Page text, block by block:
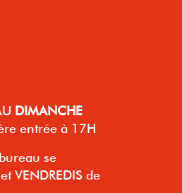
DIMANCHE
entrée à 17H
se
VENDREDIS de